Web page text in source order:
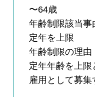
〜64歳
年齢制限該当事
定年を上限
年齢制限の理由
定年年齢を上
雇用として募集